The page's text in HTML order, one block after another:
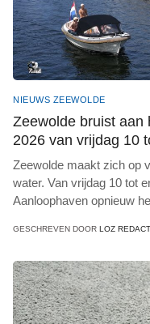
NIEUWS ZEEWOLDE
Zeewolde bruist aan
2026 van vrijdag 10
Zeewolde maakt zich op
water. Van vrijdag 10 tot
Aanloophaven opnieuw
GESCHREVEN DOOR LOZ